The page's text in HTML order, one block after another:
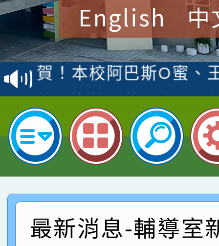
English 中
賀！本校參加桃園市中
賽 洪綺君教師榮獲社
名
賀！本校阿巴斯O蜜、
倩參加桃園市科展 國
名 指導老師王老師、
賀！本校四年二班張O
園市英語競賽國小朗讀
指導老師林老師
賀！本校參加桃園市中
賽 劉文瑛教師榮獲教
臺灣台語-第二名
賀！本校參與2026世
市賽榮獲科學小創客佳
創客第三名。
賀！本校參加桃園市中
賽 洪綺君教師榮獲社
名
賀！本校阿巴斯O蜜、
倩參加桃園市科展 國
賀！本校四年二班張O
最新消息-輔導室